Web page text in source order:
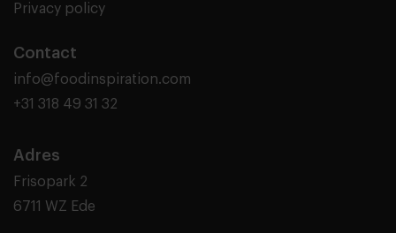
Privacy policy
Contact
info@foodinspiration.com
+31 318 49 31 32
Adres
Frisopark 2
6711 WZ Ede